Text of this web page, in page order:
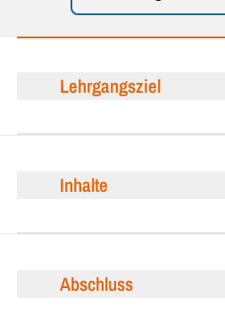
Lehrgangsziel
Inhalte
Abschluss